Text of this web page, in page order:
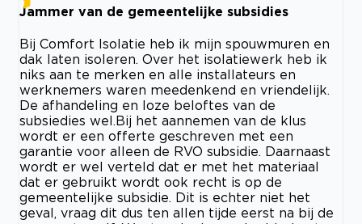
Jammer van de gemeentelijke subsidies
Bij Comfort Isolatie heb ik mijn spouwmuren en
dak laten isoleren. Over het isolatiewerk heb ik
niks aan te merken en alle installateurs en
werknemers waren meedenkend en vriendelijk.
De afhandeling en loze beloftes van de
subsiedies wel.Bij het aannemen van de klus
wordt er een offerte geschreven met een
garantie voor alleen de RVO subsidie. Daarnaast
wordt er wel verteld dat er met het materiaal
dat er gebruikt wordt ook recht is op de
gemeentelijke subsidie. Dit is echter niet het
geval, vraag dit dus ten allen tijde eerst na bij de